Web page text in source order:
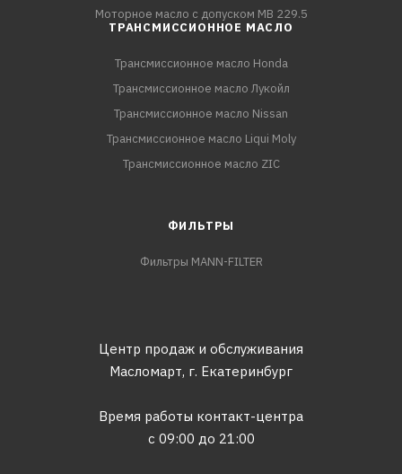
Моторное масло с допуском MB 229.5
ТРАНСМИССИОННОЕ МАСЛО
Трансмиссионное масло Honda
Трансмиссионное масло Лукойл
Трансмиссионное масло Nissan
Трансмиссионное масло Liqui Moly
Трансмиссионное масло ZIC
ФИЛЬТРЫ
Фильтры MANN-FILTER
Центр продаж и обслуживания
Масломарт, г. Екатеринбург
Время работы контакт-центра
с 09:00 до 21:00